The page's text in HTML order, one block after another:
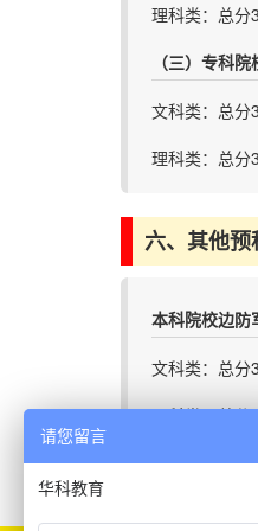
理科类：总分
（三）专科
文科类：总分
理科类：总分
六、其他预
本科院校边防
文科类：总分
理科类：总分
请您留言
华科教育